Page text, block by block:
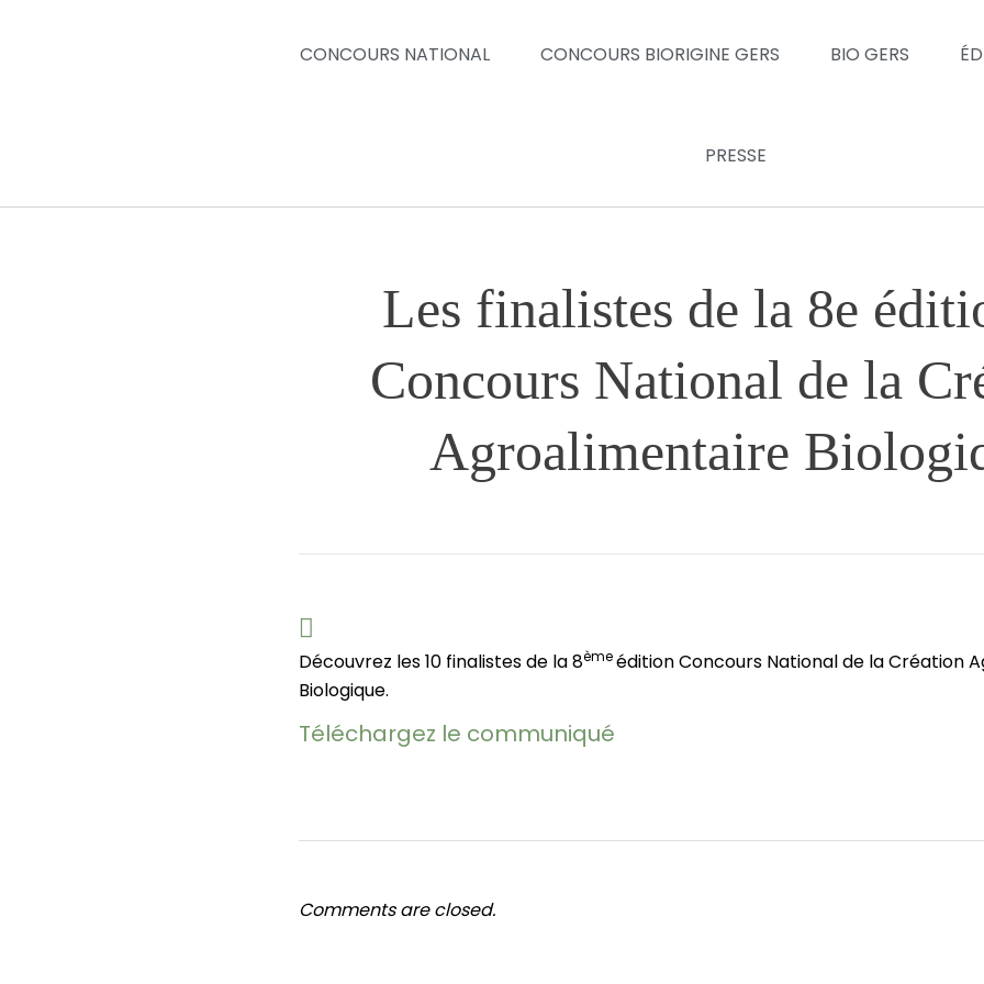
CONCOURS NATIONAL CONCOURS BIORIGINE GERS BIO GERS
PRESSE
Les finalistes de la 8e
Concours National de la
Agroalimentaire
Découvrez les 10 finalistes de la 8èmeédition Concours National de la Création
Biologique.
Téléchargez le communiqué
Comments are closed.